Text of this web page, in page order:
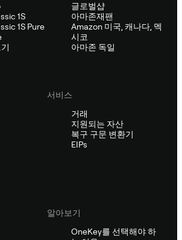
1S
1S Pure
글로벌샵
아마존재팬
Amazon 미국, 캐나다, 멕
시코
아마존 독일
서비스
거래
지원되는 자산
복구 구문 변환기
EIPs
알아보기
OneKey를 선택해야 하